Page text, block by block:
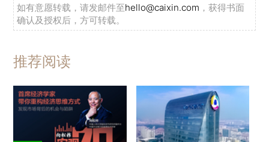
如有意愿转载，请发邮件至hello@caixin.com ，获得书面
确认及授权后，方可转载。
推荐阅读